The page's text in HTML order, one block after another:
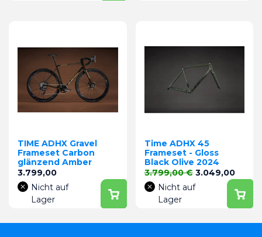
TIME ADHX Gravel
Frameset Carbon
glänzend Amber
Preis
3.799,00
Nicht auf
Lager
Time ADHX 45
Frameset - Gloss
Black Olive 2024
Verkaufspreis
3.799,00 € Preis
3.049,00
Nicht auf
Lager